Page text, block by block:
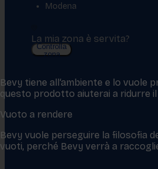
Bevy tiene all‘ambiente e lo vuole
questo prodotto aiuterai a ridurre
Vuoto a rendere
Bevy vuole perseguire la filosofia
vuoti, perché Bevy verrà a
Modena
La mia zona è servita?
Controlla
zona